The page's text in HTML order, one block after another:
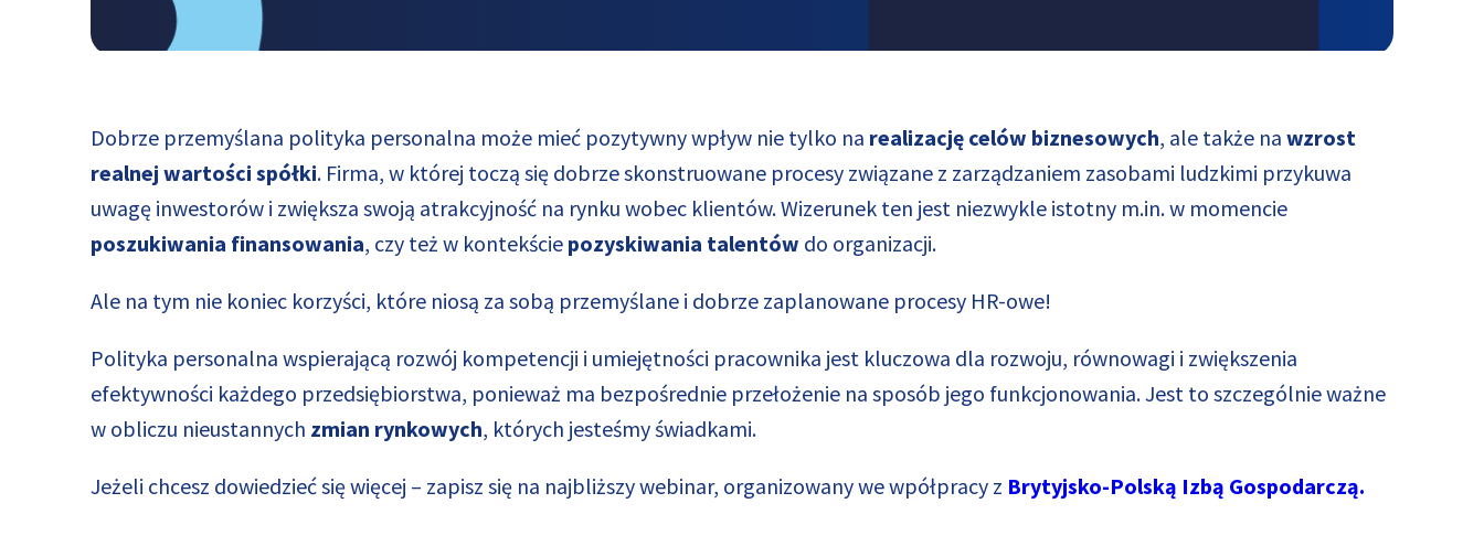
Dobrze przemyślana polityka personalna może mieć pozytywny wpływ nie tylko na realizację celów biznesowych, ale także na wzrost
realnej wartości spółki. Firma, w której toczą się dobrze skonstruowane procesy związane z zarządzaniem zasobami ludzkimi przykuwa
uwagę inwestorów i zwiększa swoją atrakcyjność na rynku wobec klientów. Wizerunek ten jest niezwykle istotny m.in. w momencie
poszukiwania finansowania, czy też w kontekście pozyskiwania talentów do organizacji.
Ale na tym nie koniec korzyści, które niosą za sobą przemyślane i dobrze zaplanowane procesy HR-owe!
Polityka personalna wspierającą rozwój kompetencji i umiejętności pracownika jest kluczowa dla rozwoju, równowagi i zwiększenia
efektywności każdego przedsiębiorstwa, ponieważ ma bezpośrednie przełożenie na sposób jego funkcjonowania. Jest to szczególnie ważne
w obliczu nieustannych zmian rynkowych, których jesteśmy świadkami.
Jeżeli chcesz dowiedzieć się więcej – zapisz się na najbliższy webinar, organizowany we wpółpracy z Brytyjsko-Polską Izbą Gospodarczą.